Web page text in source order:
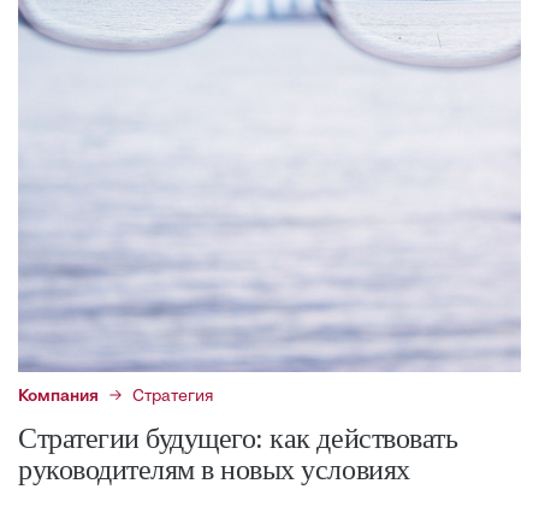
Компания Стратегия
Стратегии будущего: как действовать
руководителям в новых условиях